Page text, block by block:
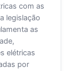
com as
legislação
as
elétricas
por